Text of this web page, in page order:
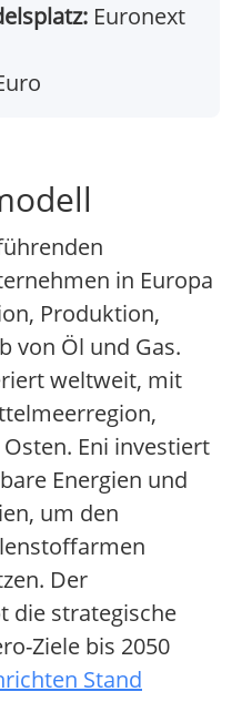
Euronext
in Europa
Produktion,
von Öl und Gas.
weltweit, mit
Eni investiert
Energien und
um den
Der
die strategische
Ziele bis 2050
Stand